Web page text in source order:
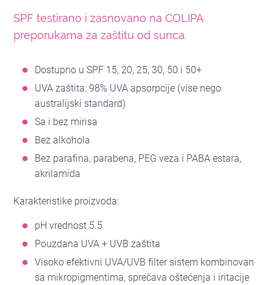
SPF testirano i zasnovano na COLIPA
preporukama za zaštitu od sunca.
Dostupno u SPF 15, 20, 25, 30, 50 i 50+
UVA zaštita: 98% UVA apsorpcije (vise nego
australijski standard)
Sa i bez mirisa
Bez alkohola
Bez parafina, parabena, PEG veza i PABA estara,
akrilamida
Karakteristike proizvoda:
pH vrednost 5.5
Pouzdana UVA + UVB zaštita
Visoko efektivni UVA/UVB filter sistem kombinovan
sa mikropigmentima, sprečava oštećenja i iritacije